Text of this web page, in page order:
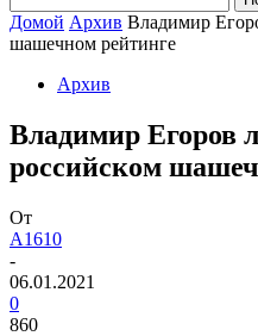
Домой Архив Владимир
шашечном рейтинге
Архив
Владимир Егоров
российском
От
A1610
-
06.01.2021
0
860